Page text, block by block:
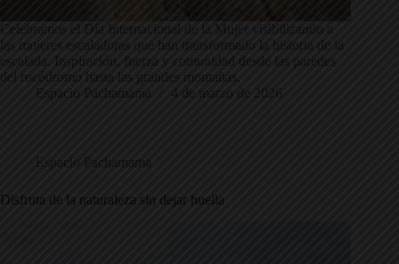
Celebramos el Día Internacional de la Mujer visibilizando a
las mujeres escaladoras que han transformado la historia de la
escalada. Inspiración, fuerza y comunidad desde las paredes
del rocódromo hasta las grandes montañas.
Espacio Pachamama
4 de marzo de 2026
Espacio Pachamama
Disfruta de la naturaleza sin dejar huella